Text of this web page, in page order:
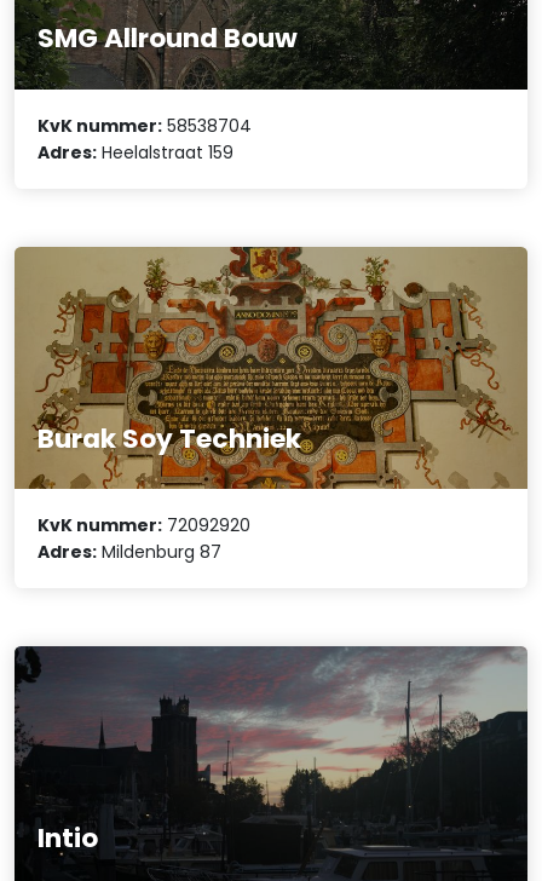
SMG Allround Bouw
KvK nummer: 58538704
Adres: Heelalstraat 159
Burak Soy Techniek
KvK nummer: 72092920
Adres: Mildenburg 87
Intio